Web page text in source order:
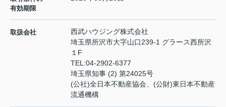
有効期限
取扱会社
西武ハウジング株式会社
埼玉県所沢市大字山口239-1 グラース西所沢
１F
TEL:04-2902-6377
埼玉県知事 (2) 第24025号
(公社)全日本不動産協会、(公財)東日本不動産
流通機構